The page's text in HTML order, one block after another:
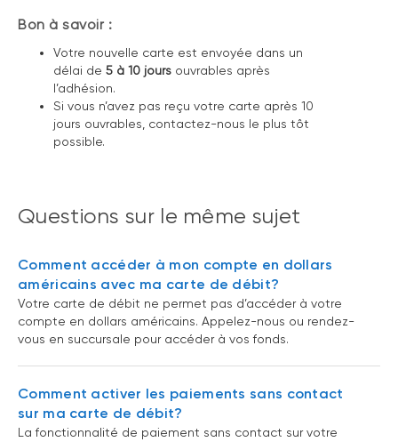
Bon à savoir :
Votre nouvelle carte est envoyée dans un
délai de 5 à 10 jours ouvrables après
l’adhésion.
Si vous n’avez pas reçu votre carte après 10
jours ouvrables, contactez-nous le plus tôt
possible.
Questions sur le même sujet
Comment accéder à mon compte en dollars
américains avec ma carte de débit?
Votre carte de débit ne permet pas d’accéder à votre
compte en dollars américains. Appelez-nous ou rendez-
vous en succursale pour accéder à vos fonds.
Comment activer les paiements sans contact
sur ma carte de débit?
La fonctionnalité de paiement sans contact sur votre